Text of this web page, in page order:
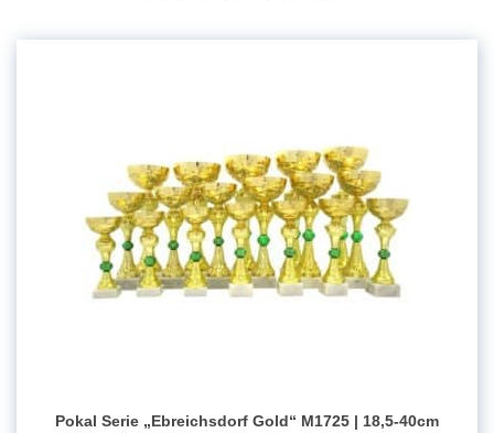
Pokal Serie „Ebreichsdorf Gold“ M1725 | 18,5-40cm